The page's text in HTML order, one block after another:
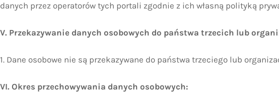
danych przez operatorów tych portali zgodnie z ich własną polityką
V. Przekazywanie danych osobowych do państwa trzecich lub
1. Dane osobowe nie są przekazywane do państwa trzeciego lub
VI. Okres przechowywania danych osobowych: